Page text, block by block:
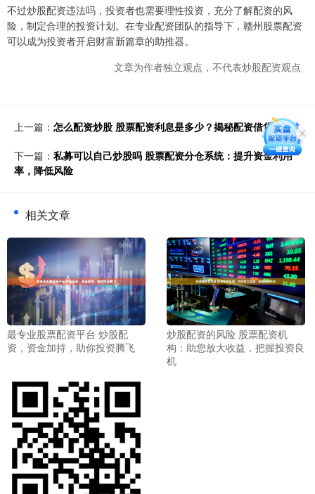
不过炒股配资违法吗，投资者也需要理性投资，充分了解配资的风
险，制定合理的投资计划。在专业配资团队的指导下，赣州股票配资
可以成为投资者开启财富新篇章的助推器。
文章为作者独立观点，不代表炒股配资观点
上一篇： 怎么配资炒股 股票配资利息是多少？揭秘配资借贷成本
下一篇： 私募可以自己炒股吗 股票配资分仓系统：提升资金利用
率，降低风险
相关文章
最专业股票配资平台 炒股配
资，资金加持，助你投资腾飞
炒股配资的风险 股票配资机
构：助您放大收益，把握投资良
机